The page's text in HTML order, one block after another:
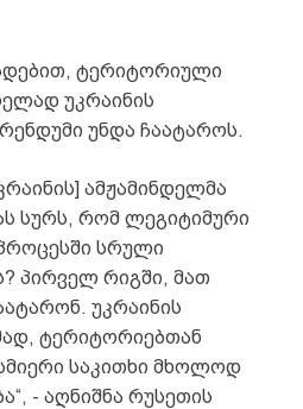
ტერიტორიული
უკრაინის
უნდა ჩაატაროს.
ამჟამინდელმა
სურს, რომ ლეგიტიმური
სრული
პირველ რიგში, მათ
უკრაინის
ტერიტორიებთან
საკითხი მხოლოდ
- აღნიშნა რუსეთის